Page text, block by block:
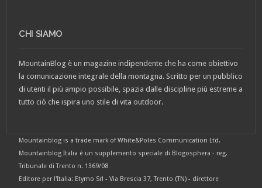
CHI SIAMO
MountainBlog è un magazine indipendente che ha come obiettivo
la comunicazione integrale della montagna. Scritto per un pubblico
di utenti il più ampio possibile, spazia dalle discipline più estreme a
tutto ciò che ispira uno stile di vita outdoor.
Mountainblog is a trade mark of White&Poles Communication Ltd.
Mountainblog Italia è un supplemento speciale di Blogosphera - reg.
Tribunale di Trento n. 1369/08
Editore per l'Italia: Etymo Srl - Via Brescia 37, Trento (TN) - direttore